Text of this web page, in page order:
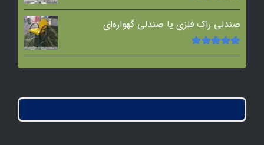
امتیاز5.00از
صندلی راک فلزی یا صندلی گهواره‌ای
امتیاز5.00از